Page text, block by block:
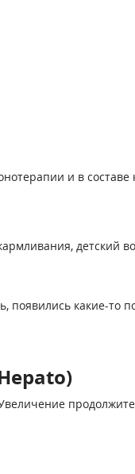
и в
детский
какие-то